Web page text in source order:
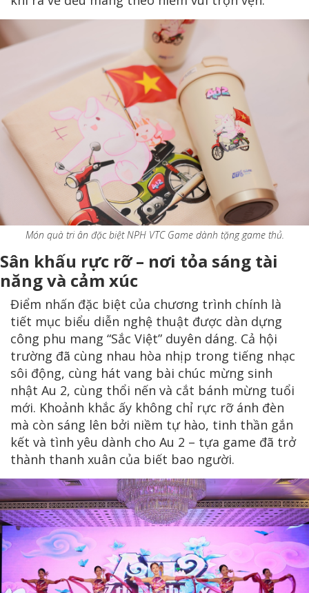
Món quà tri ân đặc biệt NPH VTC Game dành tặng game thủ.
Sân khấu rực rỡ – nơi tỏa sáng tài
năng và cảm xúc
Điểm nhấn đặc biệt của chương trình chính là
tiết mục biểu diễn nghệ thuật được dàn dựng
công phu mang “Sắc Việt” duyên dáng. Cả hội
trường đã cùng nhau hòa nhịp trong tiếng nhạc
sôi động, cùng hát vang bài chúc mừng sinh
nhật Au 2, cùng thổi nến và cắt bánh mừng tuổi
mới. Khoảnh khắc ấy không chỉ rực rỡ ánh đèn
mà còn sáng lên bởi niềm tự hào, tinh thần gắn
kết và tình yêu dành cho Au 2 – tựa game đã trở
thành thanh xuân của biết bao người.